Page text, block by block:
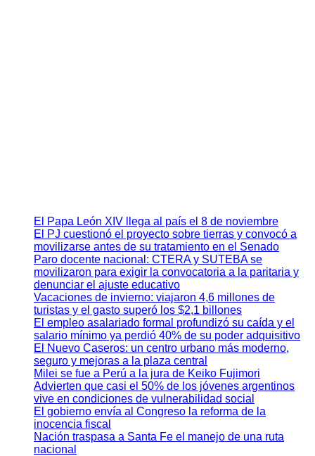
El Papa León XIV llega al país el 8 de noviembre
El PJ cuestionó el proyecto sobre tierras y convocó a
movilizarse antes de su tratamiento en el Senado
Paro docente nacional: CTERA y SUTEBA se
movilizaron para exigir la convocatoria a la paritaria y
denunciar el ajuste educativo
Vacaciones de invierno: viajaron 4,6 millones de
turistas y el gasto superó los $2,1 billones
El empleo asalariado formal profundizó su caída y el
salario mínimo ya perdió 40% de su poder adquisitivo
El Nuevo Caseros: un centro urbano más moderno,
seguro y mejoras a la plaza central
Milei se fue a Perú a la jura de Keiko Fujimori
Advierten que casi el 50% de los jóvenes argentinos
vive en condiciones de vulnerabilidad social
El gobierno envía al Congreso la reforma de la
inocencia fiscal
Nación traspasa a Santa Fe el manejo de una ruta
nacional